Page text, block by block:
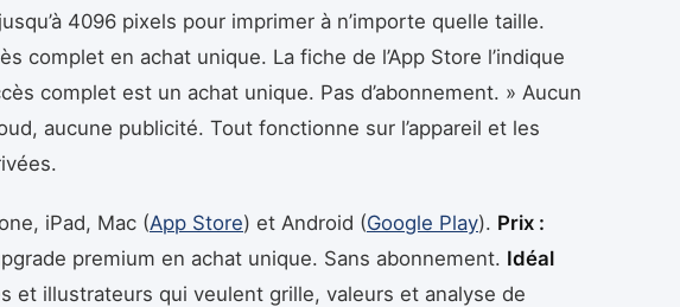
4096 pixels pour imprimer à n’importe quelle taille.
complet en achat unique. La fiche de l’App Store l’indique
complet est un achat unique. Pas d’abonnement. » Aucun
aucune publicité. Tout fonctionne sur l’appareil et les
iPad, Mac (App Store) et Android (Google Play). Prix :
premium en achat unique. Sans abonnement. Idéal
et illustrateurs qui veulent grille, valeurs et analyse de